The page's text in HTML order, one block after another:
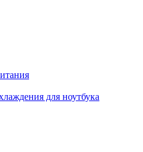
для ноутбука